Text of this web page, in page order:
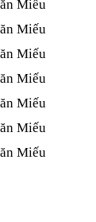
Miếu​​​​
Miếu​​​​
Miếu​​​​
Miếu​​​​
Miếu​​​​
Miếu​​​​
Miếu​​​​